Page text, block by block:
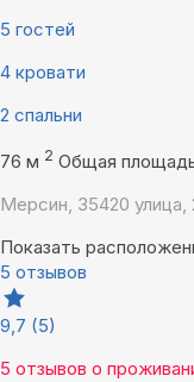
5 гостей
4 кровати
2 спальни
76 м 2 Общая
Мерсин, 35420 улица,
Показать
5 отзывов
9,7 (5)
5 отзывов о